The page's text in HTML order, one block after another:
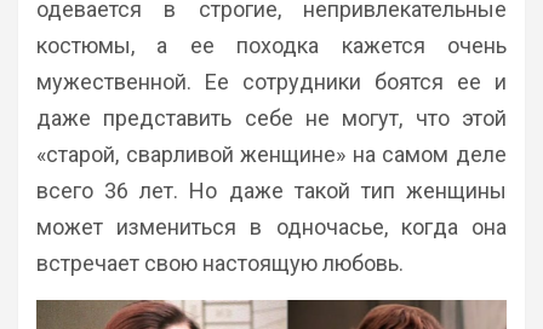
одевается в строгие, непривлекательные
костюмы, а ее походка кажется очень
мужественной. Ее сотрудники боятся ее и
даже представить себе не могут, что этой
«старой, сварливой женщине» на самом деле
всего 36 лет. Но даже такой тип женщины
может измениться в одночасье, когда она
встречает свою настоящую любовь.